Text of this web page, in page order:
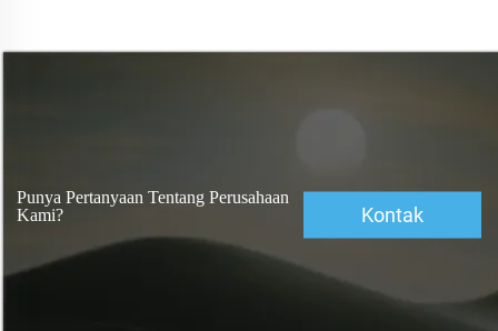
Punya Pertanyaan Tentang Perusahaan
Kami?
Kontak